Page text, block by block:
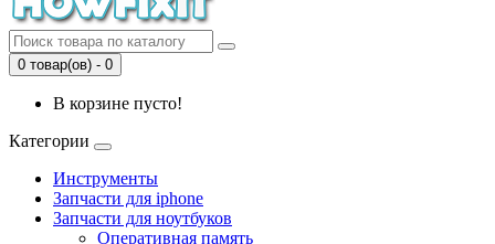
0 товар(ов) - 0
В корзине пусто!
Категории
Инструменты
Запчасти для iphone
Запчасти для ноутбуков
Оперативная память